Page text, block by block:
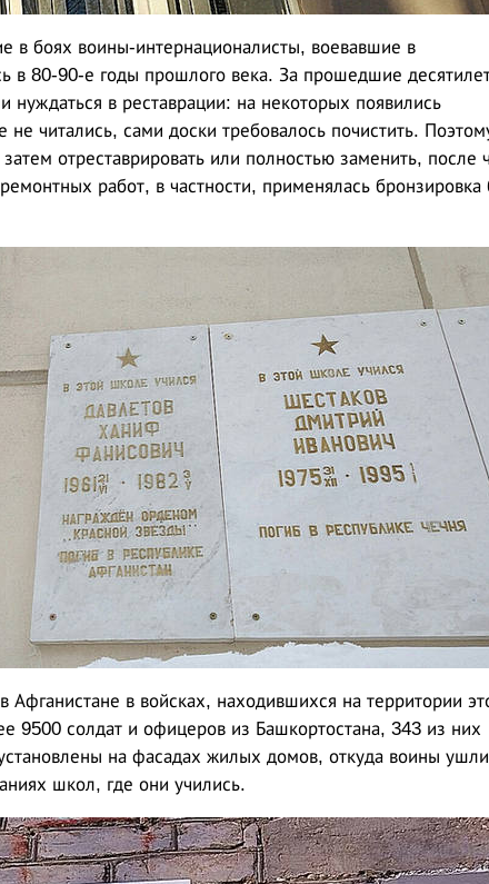
в боях воины-интернационалисты, воевавшие в
в 80-90-е годы прошлого века. За прошедшие
нуждаться в реставрации: на некоторых появились
читались, сами доски требовалось почистить.
отреставрировать или полностью заменить, после
работ, в частности, применялась бронзировка
в войсках, находившихся на территории
9500 солдат и офицеров из Башкортостана, 343 из них
на фасадах жилых домов, откуда воины
школ, где они учились.